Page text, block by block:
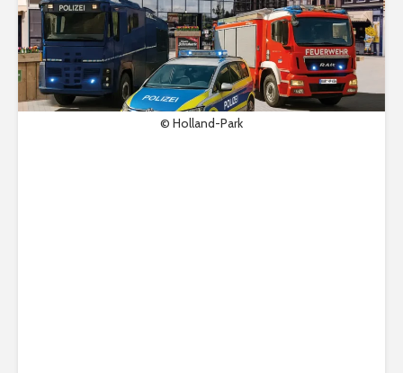
© Holland-Park